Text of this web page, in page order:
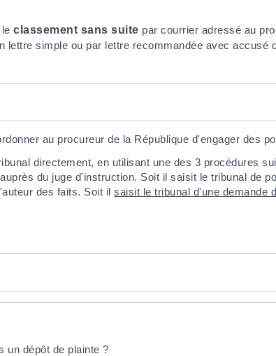
leclassement sans suite par courrier adressé au
lettre simple ou par lettre recommandée avec accusé
au procureur de la République d'engager des
directement, en utilisant une des 3 procédures
auprès du juge d'instruction. Soit il saisit le tribunal de
des faits. Soit ilsaisit le tribunal d'une demande
un dépôt de plainte ?